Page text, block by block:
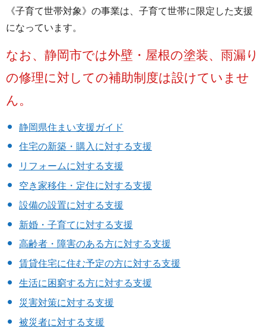
《子育て世帯対象》の事業は、子育て世帯に限定した支援
になっています。
なお、静岡市では外壁・屋根の塗装、雨漏り
の修理に対しての補助制度は設けていませ
ん。
静岡県住まい支援ガイド
住宅の新築・購入に対する支援
リフォームに対する支援
空き家移住・定住に対する支援
設備の設置に対する支援
新婚・子育てに対する支援
高齢者・障害のある方に対する支援
賃貸住宅に住む予定の方に対する支援
生活に困窮する方に対する支援
災害対策に対する支援
被災者に対する支援